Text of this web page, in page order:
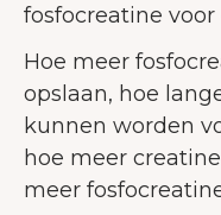
fosfocreatine
Hoe meer
opslaan, hoe
kunnen worden
hoe meer
meer